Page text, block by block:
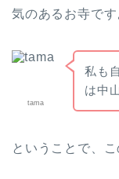
気のあるお寺です
tama
私も
は中
ということで、